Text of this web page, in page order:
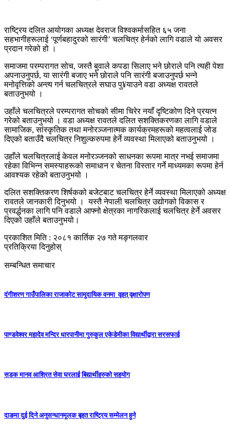
राष्ट्रिय दलित आयोगका अध्यक्ष देवराज विश्वकर्मासहित ६५ जना
सहभागीहरूलाई ‘पूर्णबहादुरको सारंगी’ चलचित्र हेर्नको लागि वडाले यो अवसर
प्रदान गरेको हो ।
समाजमा परम्परागत सोच, जस्तै बुवाले कपडा सिलाए भने छोराले पनि त्यही पेशा
अपनाउनुपर्छ, या सारंगी बजाए भने छोराले पनि सारंगी बजाउनुपर्छ भन्ने
मनोवृत्तिको अन्त्य गर्न चलचित्रले सघाउ पु¥याउने वडा अध्यक्ष रावतले
बताउनुभयो ।
उहाँले चलचित्रले परम्परागत सोचको सीमा चिरेर नयाँ दृष्टिकोण दिने प्रयत्न
गरेको बताउनुभयो । वडा अध्यक्ष रावतले दलित सशक्तिकरणका लागि वडाले
सामाजिक, सांस्कृतिक तथा मनोरञ्जनात्मक कार्यक्रमहरूको महत्वलाई जोड
दिएको बताउँदै चलचित्र निशुल्करुपमा हेर्ने व्यवस्था मिलाएको बताउनुभयो ।
उहाँले चलचित्रलाई केवल मनोरञ्जनको साधनका रूपमा मात्र नभई समाजमा
रहेका विभिन्न समस्याहरूको समाधान र चेतना विस्तार गर्ने माध्यमका रूपमा हेर्न
आवश्यक रहेको बताउनुभयो ।
दलित सशक्तिकरण शिर्षकको बजेटबाट चलचित्र हेर्ने व्यवस्था मिलाएको अध्यक्ष
रावतले जानकारी दिनुभयो । यस्तै नेपाली चलचित्र उद्योगको विकास र
प्रवर्द्धनका लागि पनि वडाले आफ्नो क्षेत्रका नागरिकलाई चलचित्र हेर्ने अवसर
दिएको उहाँले बताउनुभयो।
प्रकाशित मिति : २०८१ कार्तिक २७ गते मङ्गलवार
प्रतिक्रिया दिनुहोस्
सम्बन्धित समाचार
दंगीशरण गाउँपालिका राजाकाेट सामुदायिक वनमा वृहत् वृक्षारोपण
पाण्डवेश्वर महादेव मन्दिर धारपानीमा गुरुकुल एकेडेमीका विद्यार्थीद्वारा सरसफाई
सडक मानव आश्रित सेवा घरलाई बिद्यार्थीहरुको सहयोग
दाङमा दुई दिने अनुसन्धानमूलक बृहत राष्ट्रिय सम्मेलन हुने